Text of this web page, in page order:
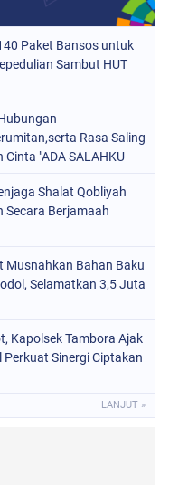
Paket Bansos untuk
Sambut HUT
Rasa Saling
"ADA SALAHKU
Shalat Qobliyah
Secara Berjamaah
Musnahkan Bahan Baku
Selamatkan 3,5 Juta
Kapolsek Tambora Ajak
Perkuat Sinergi Ciptakan
LANJUT »